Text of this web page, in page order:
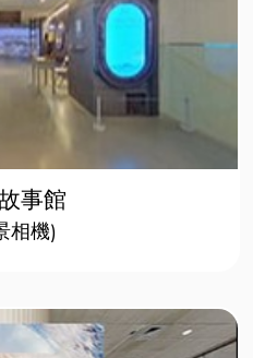
事館
相機)​